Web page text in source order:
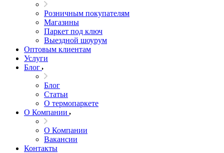
Розничным покупателям
Магазины
Паркет под ключ
Выездной шоурум
Оптовым клиентам
Услуги
Блог
Блог
Статьи
О термопаркете
О Компании
О Компании
Вакансии
Контакты